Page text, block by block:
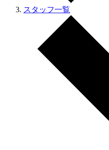
スタッフ一覧